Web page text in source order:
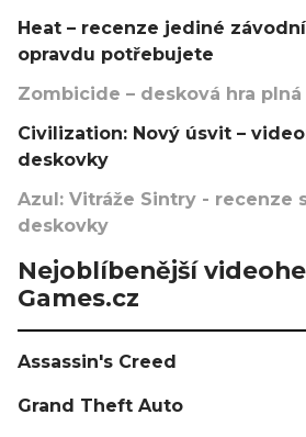
Heat – recenze jediné
opravdu potřebujete
Zombicide – desková hra
Civilization: Nový úsvit –
deskovky
Azul: Vitráže Sintry - recenze
deskovky
Nejoblíbenější
Games.cz
Assassin's Creed
Grand Theft Auto